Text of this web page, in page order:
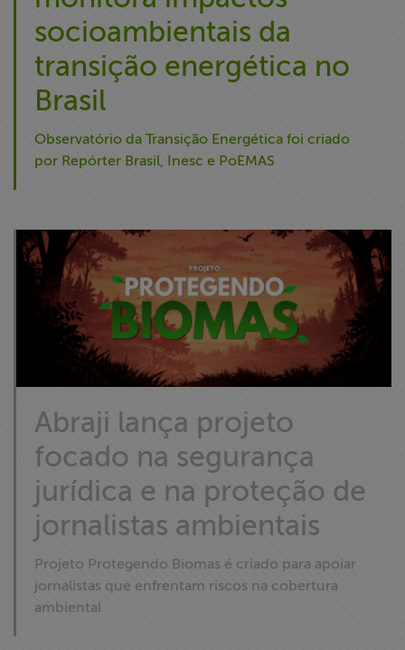
socioambientais da
transição energética no
Brasil
Observatório da Transição Energética foi criado
por Repórter Brasil, Inesc e PoEMAS
Abraji lança projeto
focado na segurança
jurídica e na proteção de
jornalistas ambientais
Projeto Protegendo Biomas é criado para apoiar
jornalistas que enfrentam riscos na cobertura
ambiental